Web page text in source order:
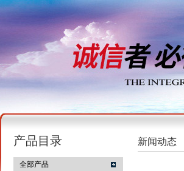
产品目录
全部产品
新闻动态